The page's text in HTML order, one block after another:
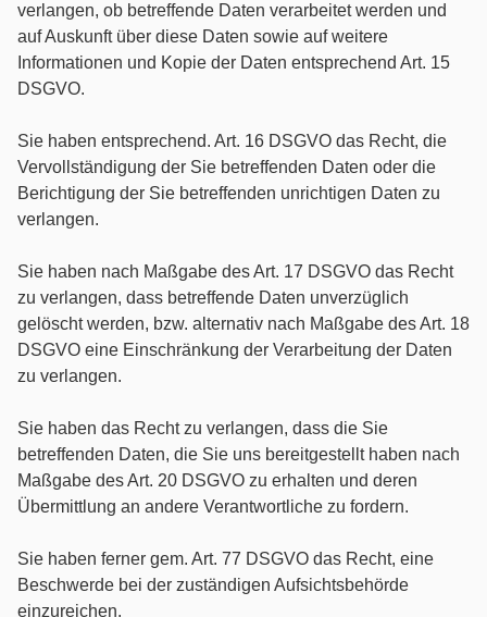
verlangen, ob betreffende Daten verarbeitet werden und
auf Auskunft über diese Daten sowie auf weitere
Informationen und Kopie der Daten entsprechend Art. 15
DSGVO.
Sie haben entsprechend. Art. 16 DSGVO das Recht, die
Vervollständigung der Sie betreffenden Daten oder die
Berichtigung der Sie betreffenden unrichtigen Daten zu
verlangen.
Sie haben nach Maßgabe des Art. 17 DSGVO das Recht
zu verlangen, dass betreffende Daten unverzüglich
gelöscht werden, bzw. alternativ nach Maßgabe des Art. 18
DSGVO eine Einschränkung der Verarbeitung der Daten
zu verlangen.
Sie haben das Recht zu verlangen, dass die Sie
betreffenden Daten, die Sie uns bereitgestellt haben nach
Maßgabe des Art. 20 DSGVO zu erhalten und deren
Übermittlung an andere Verantwortliche zu fordern.
Sie haben ferner gem. Art. 77 DSGVO das Recht, eine
Beschwerde bei der zuständigen Aufsichtsbehörde
einzureichen.